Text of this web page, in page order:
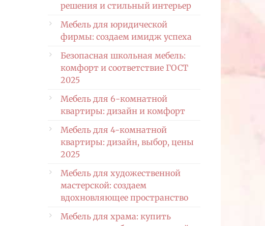
решения и стильный интерьер
Мебель для юридической
фирмы: создаем имидж успеха
Безопасная школьная мебель:
комфорт и соответствие ГОСТ
2025
Мебель для 6-комнатной
квартиры: дизайн и комфорт
Мебель для 4-комнатной
квартиры: дизайн, выбор, цены
2025
Мебель для художественной
мастерской: создаем
вдохновляющее пространство
Мебель для храма: купить